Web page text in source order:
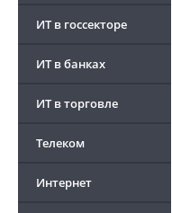
ИТ в госсекторе
ИТ в банках
ИТ в торговле
Телеком
Интернет